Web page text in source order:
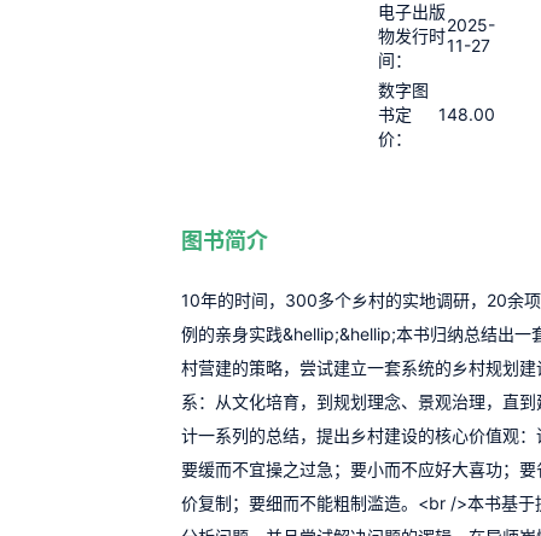
电子出版
物发行时
间：
2025-
11-27
数字图
书定
价：
148.00
图书简介
10年的时间，300多个乡村的实地调研，20余
例的亲身实践&hellip;&hellip;本书归纳总结出一
村营建的策略，尝试建立一套系统的乡村规划建
系：从文化培育，到规划理念、景观治理，直
计一系列的总结，提出乡村建设的核心价值观
要缓而不宜操之过急；要小而不应好大喜功；
价复制；要细而不能粗制滥造。<br />本书基于